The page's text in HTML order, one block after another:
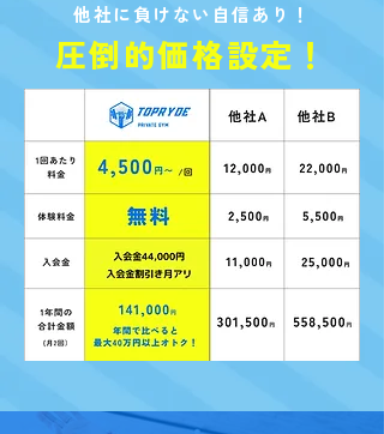
他社に負けない自信あり！
圧倒的価格設定！